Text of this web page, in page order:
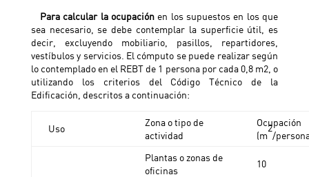
Para calcular la ocupación en los supuestos en los que
sea necesario, se debe contemplar la superficie útil, es
decir, excluyendo mobiliario, pasillos, repartidores,
vestíbulos y servicios. El cómputo se puede realizar según
lo contemplado en el REBT de 1 persona por cada 0,8 m2, o
utilizando los criterios del Código Técnico de la
Edificación, descritos a continuación:
Uso
Zona o tipo de
actividad
Ocupación
(m
2
/
Plantas o zonas de
oficinas
10